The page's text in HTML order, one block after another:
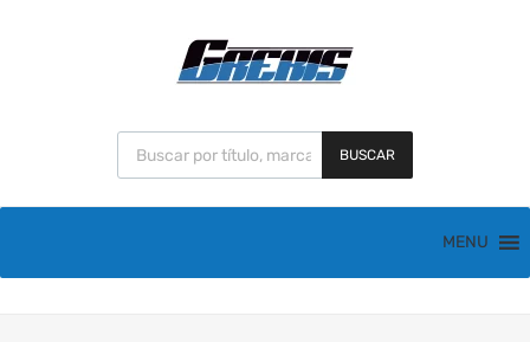
BUSCAR
MENU